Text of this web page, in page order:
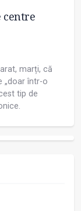
centre
marți, că
„doar într-o
tip de